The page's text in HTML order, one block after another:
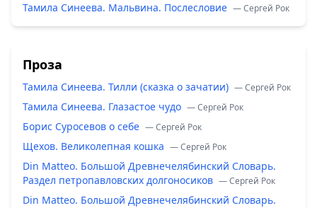
Тамила Синеева. Мальвина. Послесловие — Сергей Рок
Проза
Тамила Синеева. Тилли (сказка о зачатии) — Сергей Рок
Тамила Синеева. Глазастое чудо — Сергей Рок
Борис Суросевов о себе — Сергей Рок
Щехов. Великолепная кошка — Сергей Рок
Din Matteo. Большой Древнечелябинский Словарь.
Раздел петропавловских долгоносиков — Сергей Рок
Din Matteo. Большой Древнечелябинский Словарь.